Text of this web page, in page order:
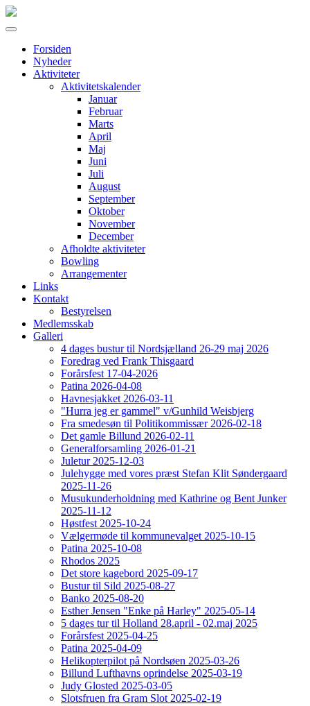
Forsiden
Nyheder
Aktiviteter
Aktivitetskalender
Januar
Februar
Marts
April
Maj
Juni
Juli
August
September
Oktober
November
December
Afholdte aktiviteter
Bowling
Arrangementer
Links
Kontakt
Bestyrelsen
Medlemsskab
Galleri
4 dages bustur til Nordsjælland 26-29 maj 2026
Foredrag ved Frank Thisgaard
Forårsfest 17-04-2026
Patina 2026-04-08
Havnesjakket 2026-03-11
"Hurra jeg er gammel" v/Gunhild Weisbjerg
Fra smedesøn til Politikommissær 2026-02-18
Det gamle Billund 2026-02-11
Generalforsamling 2026-01-21
Juletur 2025-12-03
Julehygge med vores præst Stefan Klit Søndergaard
2025-11-26
Musukunderholdning med Kathrine og Bent Junker
2025-11-12
Høstfest 2025-10-24
Vælgermøde til kommunevalget 2025-10-15
Patina 2025-10-08
Rhodos 2025
Det store kagebord 2025-09-17
Bustur til Sild 2025-08-27
Banko 2025-08-20
Esther Jensen "Enke på Harley" 2025-05-14
5 dages tur til Holland 28.april - 02.maj 2025
Forårsfest 2025-04-25
Patina 2025-04-09
Helikopterpilot på Nordsøen 2025-03-26
Billund Lufthavns oprindelse 2025-03-19
Judy Glosted 2025-03-05
Slotsfruen fra Gram Slot 2025-02-19